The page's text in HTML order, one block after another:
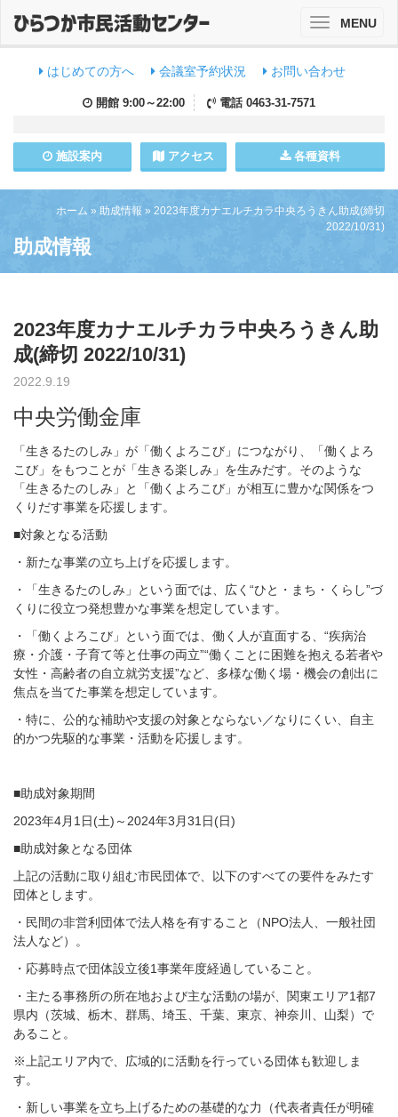
はじめての方へ 会議室予約状況 お問い合わせ
開館 9:00～22:00 電話 0463-31-7571
施設案内 アクセス 各種資料
ToggleMENU
ホーム » 助成情報 » 2023年度カナエルチカラ中央ろうきん助成(締切
2022/10/31)
助成情報
2023年度カナエルチカラ中央ろうきん助
成(締切 2022/10/31)
2022.9.19
中央労働金庫
「生きるたのしみ」が「働くよろこび」につながり、「働くよろ
こび」をもつことが「生きる楽しみ」を生みだす。そのような
「生きるたのしみ」と「働くよろこび」が相互に豊かな関係をつ
くりだす事業を応援します。
■対象となる活動
・新たな事業の立ち上げを応援します。
・「生きるたのしみ」という面では、広く“ひと・まち・くらし”づ
くりに役立つ発想豊かな事業を想定しています。
・「働くよろこび」という面では、働く人が直面する、“疾病治
療・介護・子育て等と仕事の両立”“働くことに困難を抱える若者や
女性・高齢者の自立就労支援”など、多様な働く場・機会の創出に
焦点を当てた事業を想定しています。
・特に、公的な補助や支援の対象とならない／なりにくい、自主
的かつ先駆的な事業・活動を応援します。
■助成対象期間
2023年4月1日(土)～2024年3月31日(日)
■助成対象となる団体
上記の活動に取り組む市民団体で、以下のすべての要件をみたす
団体とします。
・民間の非営利団体で法人格を有すること（NPO法人、一般社団
法人など）。
・応募時点で団体設立後1事業年度経過していること。
・主たる事務所の所在地および主な活動の場が、関東エリア1都7
県内（茨城、栃木、群馬、埼玉、千葉、東京、神奈川、山梨）で
あること。
※上記エリア内で、広域的に活動を行っている団体も歓迎しま
す。
・新しい事業を立ち上げるための基礎的な力（代表者責任が明確